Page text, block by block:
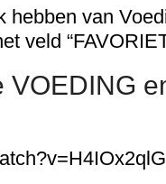
hebben van
veld
VOEDING